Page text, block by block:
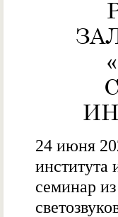
24 июня
института
семинар